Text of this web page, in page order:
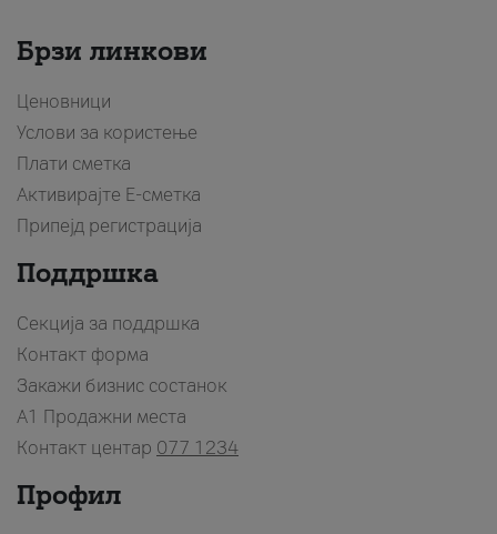
Брзи линкови
Ценовници
Услови за користење
Плати сметка
Активирајте Е-сметка
Припејд регистрација
Поддршка
Секција за поддршка
Контакт форма
Закажи бизнис состанок
A1 Продажни места
Контакт центар 077 1234
Профил